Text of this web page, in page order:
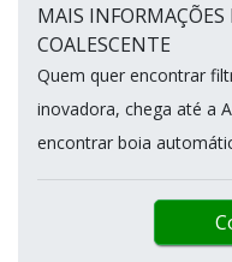
MAIS INFORMAÇÕES
COALESCENTE
Quem quer encontrar
inovadora, chega até a
encontrar boia